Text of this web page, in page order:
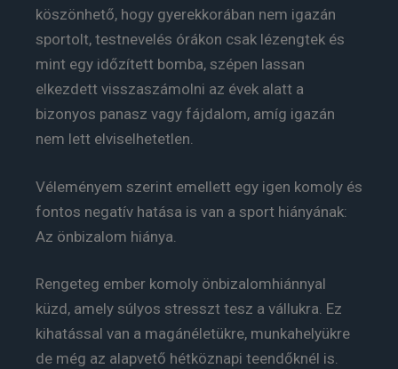
köszönhető, hogy gyerekkorában nem igazán
sportolt, testnevelés órákon csak lézengtek és
mint egy időzített bomba, szépen lassan
elkezdett visszaszámolni az évek alatt a
bizonyos panasz vagy fájdalom, amíg igazán
nem lett elviselhetetlen.
Véleményem szerint emellett egy igen komoly és
fontos negatív hatása is van a sport hiányának:
Az önbizalom hiánya.
Rengeteg ember komoly önbizalomhiánnyal
küzd, amely súlyos stresszt tesz a vállukra. Ez
kihatással van a magánéletükre, munkahelyükre
de még az alapvető hétköznapi teendőknél is.